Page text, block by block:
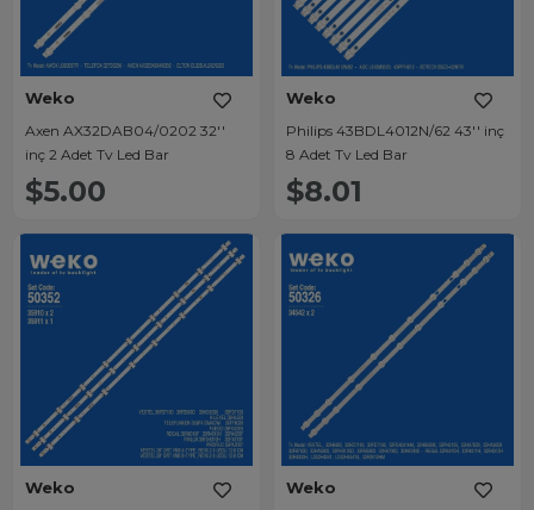
Weko
Axen AX32DAB04/0202 32''
inç 2 Adet Tv Led Bar
$5.00
Weko
Philips 43BDL4012N/62 43'' inç
8 Adet Tv Led Bar
$8.01
Weko Weko